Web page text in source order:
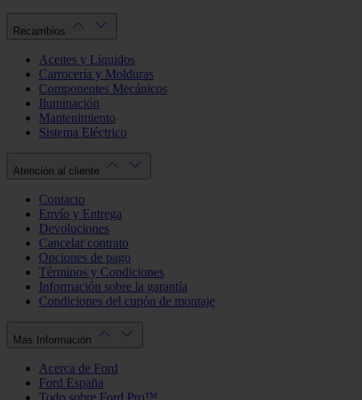
Recambios
Aceites y Líquidos
Carrocería y Molduras
Componentes Mecánicos
Iluminación
Mantenimiento
Sistema Eléctrico
Atención al cliente
Contacto
Envío y Entrega
Devoluciones
Cancelar contrato
Opciones de pago
Términos y Condiciones
Información sobre la garantía
Condiciones del cupón de montaje
Más Información
Acerca de Ford
Ford España
Todo sobre Ford Pro™